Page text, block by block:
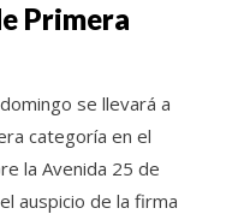
Primera
se llevará a
categoría en el
la Avenida 25 de
auspicio de la firma